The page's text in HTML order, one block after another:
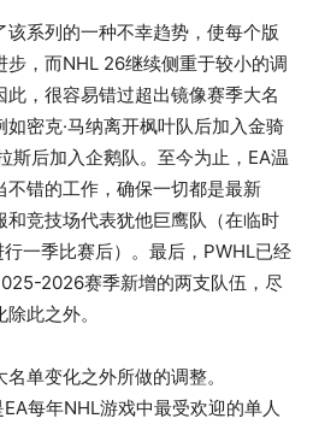
系列的一种不幸趋势，使每个版
，而NHL 26继续侧重于较小的调
，很容易错过超出镜像赛季大名
密克·马纳离开枫叶队后加入金骑
斯后加入企鹅队。至今为止，EA温
错的工作，确保一切都是最新
和竞技场代表犹他巨鹰队（在临时
一季比赛后）。最后，PWHL已经
2026赛季新增的两支队伍，尽
此之外。
单变化之外所做的调整。
每年NHL游戏中最受欢迎的单人